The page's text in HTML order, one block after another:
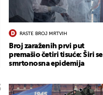
RASTE BROJ MRTVIH
Broj zaraženih prvi put
premašio četiri tisuće: Širi se
smrtonosna epidemija